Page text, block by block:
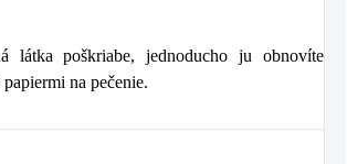
látka poškriabe, jednoducho ju obnovíte
na pečenie.